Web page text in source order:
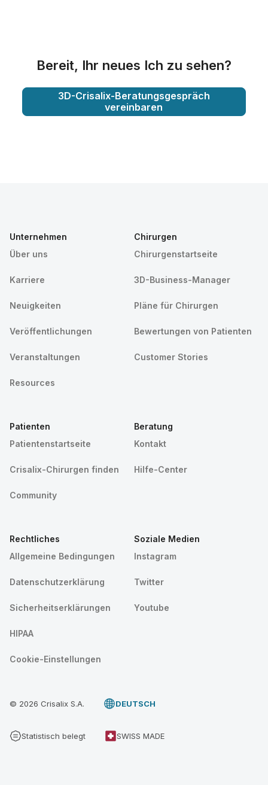
Bereit, Ihr neues Ich zu sehen?
3D-Crisalix-Beratungsgespräch
vereinbaren
Unternehmen
Über uns
Karriere
Neuigkeiten
Veröffentlichungen
Veranstaltungen
Resources
Chirurgen
Chirurgenstartseite
3D-Business-Manager
Pläne für Chirurgen
Bewertungen von Patienten
Customer Stories
Patienten
Patientenstartseite
Crisalix-Chirurgen finden
Community
Beratung
Kontakt
Hilfe-Center
Rechtliches
Allgemeine Bedingungen
Datenschutzerklärung
Sicherheitserklärungen
HIPAA
Cookie-Einstellungen
Soziale Medien
Instagram
Twitter
Youtube
© 2026 Crisalix S.A. DEUTSCH
Statistisch belegt SWISS MADE